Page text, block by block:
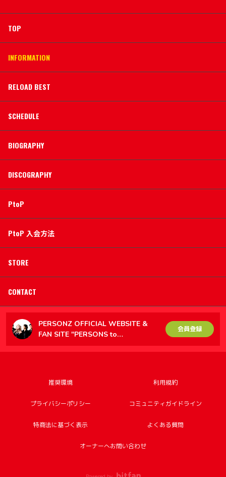
TOP
INFORMATION
RELOAD BEST
SCHEDULE
BIOGRAPHY
DISCOGRAPHY
PtoP
PtoP 入会方法
STORE
CONTACT
PERSONZ OFFICIAL WEBSITE &
FAN SITE "PERSONS to
PERSONZ（PtoP）"
会員登録
推奨環境 利用規約
プライバシーポリシー コミュニティガイドライン
特商法に基づく表示 よくある質問
オーナーへお問い合わせ